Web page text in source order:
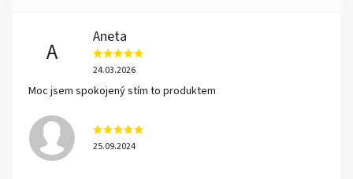
A
Aneta
24.03.2026
Moc jsem spokojený stím to produktem
25.09.2024